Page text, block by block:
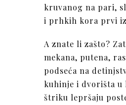
kruvanog na pari,
i prhkih kora prvi
A znate li zašto?
mekana, putena,
podseća na
kuhinje i dvorišta u
štriku lepršaju